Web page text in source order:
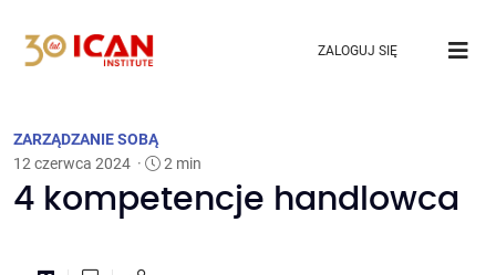
ZALOGUJ SIĘ
ZARZĄDZANIE SOBĄ
12 czerwca 2024 · 2 min
4 kompetencje handlowca